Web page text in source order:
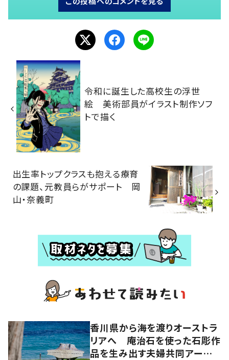
令和に誕生した高校生の浮世
絵 美術部員がイラスト制作ソフ
トで描く
出生率トップクラスも抱える療育
の課題、元教員らがサポート 岡
山・奈義町
香川県から海を渡りオーストラ
リアへ 庵治石を使った石彫作
品を生み出す夫婦共同アーティ